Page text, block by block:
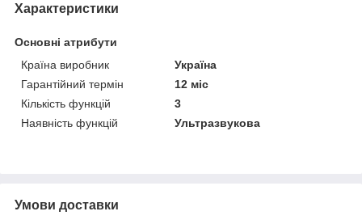
Характеристики
Основні атрибути
Країна виробник
Україна
Гарантійний термін
12 міс
Кількість функцій
3
Наявність функцій
Ультразвукова
Умови доставки